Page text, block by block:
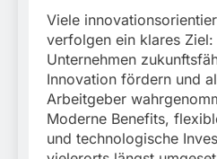
Viele
verfolgen ein klares
Unternehmen
Innovation fördern und
Arbeitgeber
Moderne Benefits,
und technologische